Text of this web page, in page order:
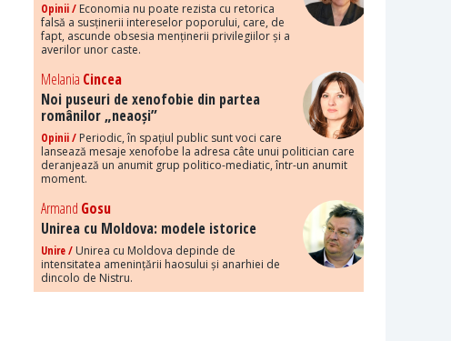
Opinii / Economia nu poate rezista cu retorica
falsă a susținerii intereselor poporului, care, de
fapt, ascunde obsesia menținerii privilegiilor și a
averilor unor caste.
Melania Cincea
Noi puseuri de xenofobie din partea
românilor „neaoși”
Opinii / Periodic, în spațiul public sunt voci care
lansează mesaje xenofobe la adresa câte unui politician care
deranjează un anumit grup politico-mediatic, într-un anumit
moment.
Armand Gosu
Unirea cu Moldova: modele istorice
Unire / Unirea cu Moldova depinde de
intensitatea amenințării haosului și anarhiei de
dincolo de Nistru.